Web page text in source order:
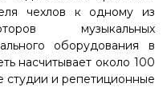
чехлов к одному из
музыкальных
оборудования в
насчитывает около 100
студии и репетиционные